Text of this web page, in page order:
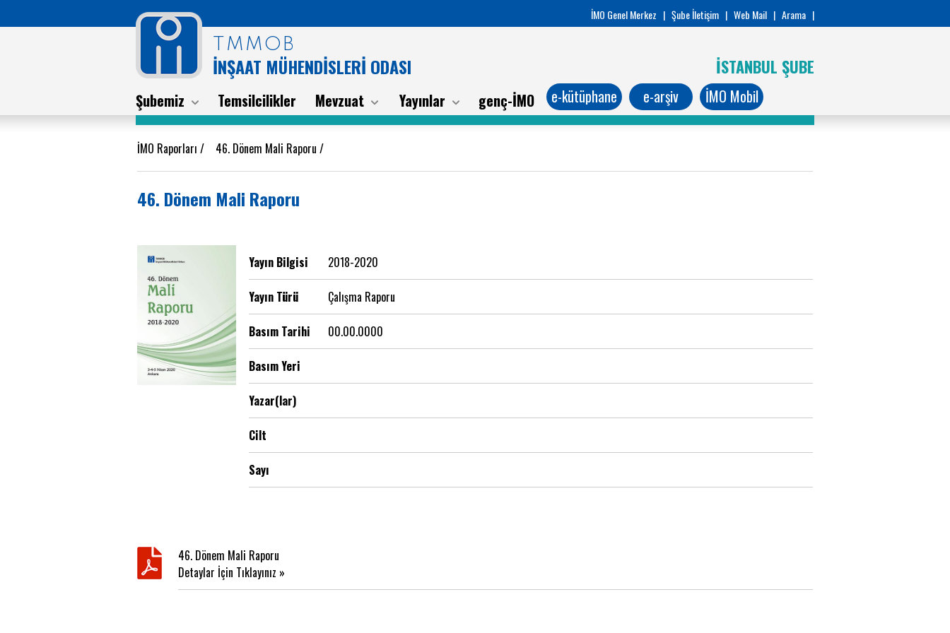
İMO Genel Merkez | Şube İletişim | Web Mail | Arama |
TMMOB
İNŞAAT MÜHENDİSLERİ ODASI İSTANBUL ŞUBE
Şubemiz Temsilcilikler Mevzuat Yayınlar genç-İMO e-kütüphane e-arşiv İMO Mobil
İMO Raporları / 46. Dönem Mali Raporu /
46. Dönem Mali Raporu
Yayın Bilgisi 2018-2020
Yayın Türü Çalışma Raporu
Basım Tarihi 00.00.0000
Basım Yeri
Yazar(lar)
Cilt
Sayı
46. Dönem Mali Raporu
Detaylar İçin Tıklayınız »